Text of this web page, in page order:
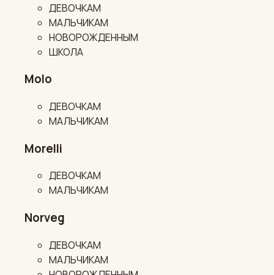
ДЕВОЧКАМ
МАЛЬЧИКАМ
НОВОРОЖДЕННЫМ
ШКОЛА
Molo
ДЕВОЧКАМ
МАЛЬЧИКАМ
Morelli
ДЕВОЧКАМ
МАЛЬЧИКАМ
Norveg
ДЕВОЧКАМ
МАЛЬЧИКАМ